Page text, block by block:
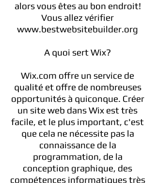
alors vous êtes au bon endroit!
Vous allez vérifier
www.bestwebsitebuilder.org
A quoi sert Wix?
Wix.com offre un service de
qualité et offre de nombreuses
opportunités à quiconque. Créer
un site web dans Wix est très
facile, et le plus important, c'est
que cela ne nécessite pas la
connaissance de la
programmation, de la
conception graphique, des
compétences informatiques très